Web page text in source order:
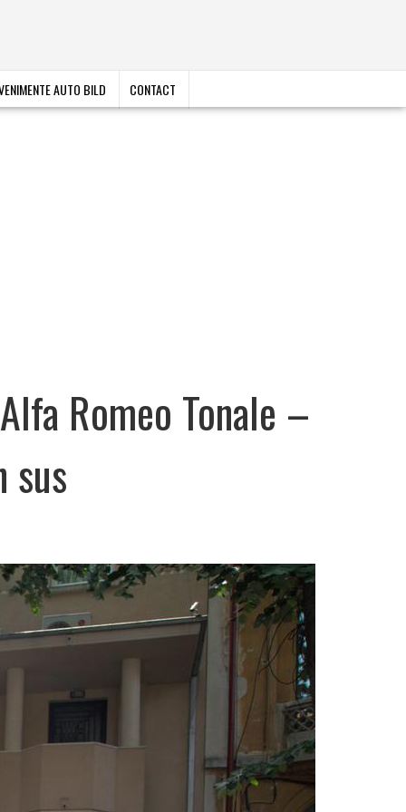
AUTO BILD CONTACT
Romeo Tonale –
sus